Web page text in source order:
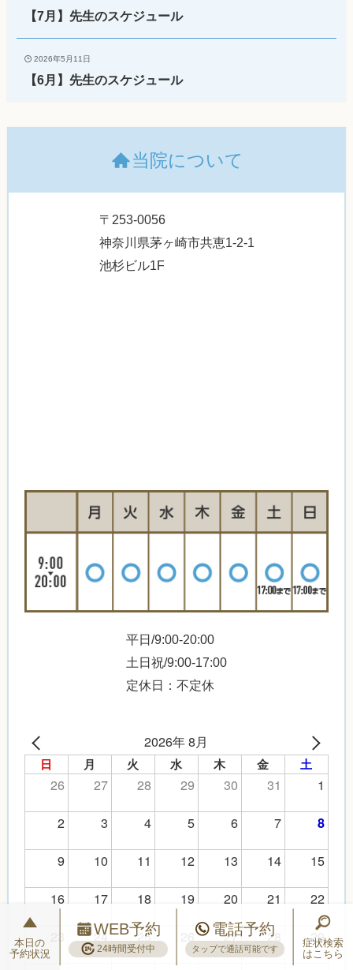
【7月】先生のスケジュール
2026年5月11日
【6月】先生のスケジュール
当院について
〒253-0056
神奈川県茅ヶ崎市共恵1-2-1
池杉ビル1F
平日/9:00-20:00
土日祝/9:00-17:00
定休日：不定休
2026年 8月
日 月 火 水 木 金 土
26 27 28 29 30 31
1
2
3 4 5 6 7 8
9 10 11 12 13 14
15
16
17 18 19 20 21
22
24 25 26 27 28
29
本日の
予約状況
WEB予約
24時間受付中
電話予約
タップで通話可能です
症状検索
はこちら